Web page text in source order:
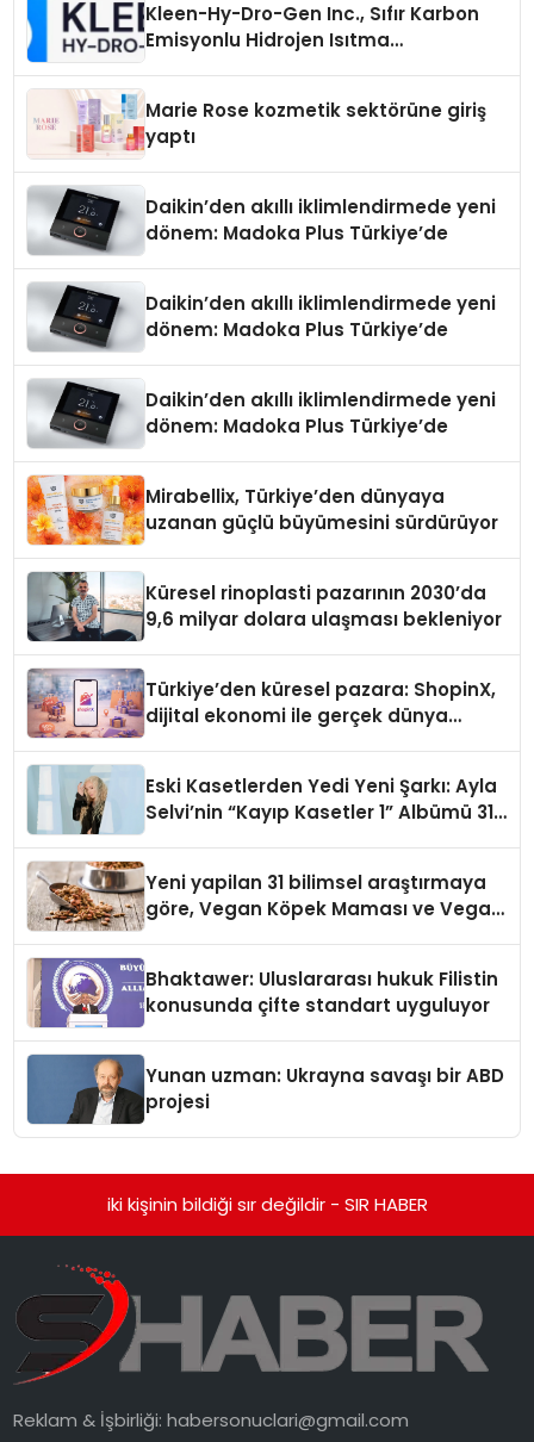
Kleen-Hy-Dro-Gen Inc., Sıfır Karbon
Emisyonlu Hidrojen Isıtma
Marie Rose kozmetik sektörüne giriş
yaptı
Daikin’den akıllı iklimlendirmede yeni
dönem: Madoka Plus Türkiye’de
Daikin’den akıllı iklimlendirmede yeni
dönem: Madoka Plus Türkiye’de
Daikin’den akıllı iklimlendirmede yeni
dönem: Madoka Plus Türkiye’de
Mirabellix, Türkiye’den dünyaya
uzanan güçlü büyümesini sürdürüyor
Küresel rinoplasti pazarının 2030’da
9,6 milyar dolara ulaşması bekleniyor
Türkiye’den küresel pazara: ShopinX,
dijital ekonomi ile gerçek dünya
Eski Kasetlerden Yedi Yeni Şarkı: Ayla
Selvi’nin “Kayıp Kasetler 1” Albümü 31
Yeni yapilan 31 bilimsel araştırmaya
göre, Vegan Köpek Maması ve Vegan
Bhaktawer: Uluslararası hukuk Filistin
konusunda çifte standart uyguluyor
Yunan uzman: Ukrayna savaşı bir ABD
projesi
iki kişinin bildiği sır değildir - SIR HABER
Reklam & İşbirliği:habersonuclari@gmail.com